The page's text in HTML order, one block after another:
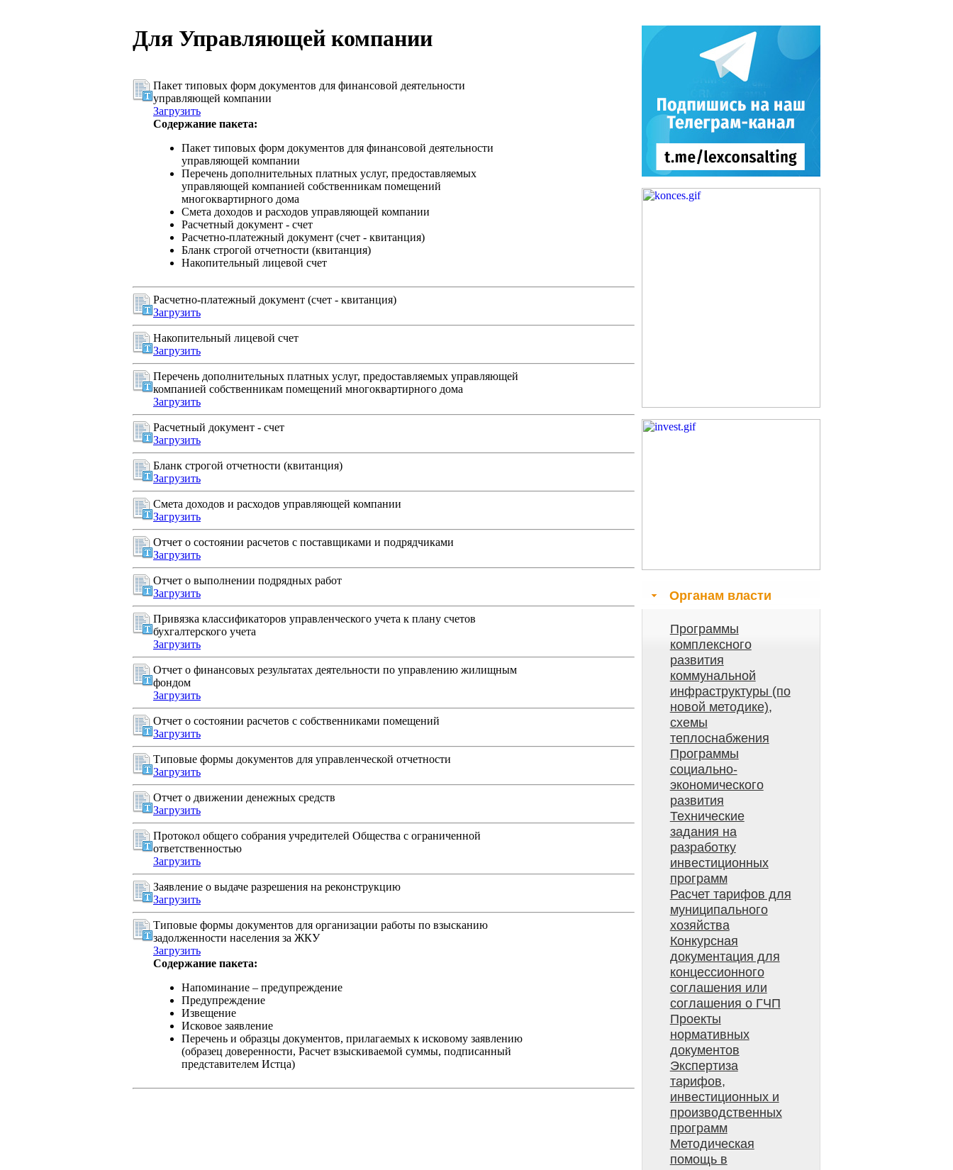
Для Управляющей компании
Пакет типовых форм документов для финансовой деятельности
управляющей компании
Загрузить
Содержание пакета:
Пакет типовых форм документов для финансовой деятельности
управляющей компании
Перечень дополнительных платных услуг, предоставляемых
управляющей компанией собственникам помещений
многоквартирного дома
Смета доходов и расходов управляющей компании
Расчетный документ - счет
Расчетно-платежный документ (счет - квитанция)
Бланк строгой отчетности (квитанция)
Накопительный лицевой счет
Расчетно-платежный документ (счет - квитанция)
Загрузить
Накопительный лицевой счет
Загрузить
Перечень дополнительных платных услуг, предоставляемых управляющей
компанией собственникам помещений многоквартирного дома
Загрузить
Расчетный документ - счет
Загрузить
Бланк строгой отчетности (квитанция)
Загрузить
Смета доходов и расходов управляющей компании
Загрузить
Отчет о состоянии расчетов с поставщиками и подрядчиками
Загрузить
Отчет о выполнении подрядных работ
Загрузить
Привязка классификаторов управленческого учета к плану счетов
бухгалтерского учета
Загрузить
Отчет о финансовых результатах деятельности по управлению жилищным
фондом
Загрузить
Отчет о состоянии расчетов с собственниками помещений
Загрузить
Типовые формы документов для управленческой отчетности
Загрузить
Отчет о движении денежных средств
Загрузить
Протокол общего собрания учредителей Общества с ограниченной
ответственностью
Загрузить
Заявление о выдаче разрешения на реконструкцию
Загрузить
Типовые формы документов для организации работы по взысканию
задолженности населения за ЖКУ
Загрузить
Содержание пакета:
Напоминание – предупреждение
Предупреждение
Извещение
Исковое заявление
Перечень и образцы документов, прилагаемых к исковому заявлению
(образец доверенности, Расчет взыскиваемой суммы, подписанный
представителем Истца)
Органам власти
Программы
комплексного
развития
коммунальной
инфраструктуры (по
новой методике),
схемы
теплоснабжения
Программы
социально-
экономического
развития
Технические
задания на
разработку
инвестиционных
программ
Расчет тарифов для
муниципального
хозяйства
Конкурсная
документация для
концессионного
соглашения или
соглашения о ГЧП
Проекты
нормативных
документов
Экспертиза
тарифов,
инвестиционных и
производственных
программ
Методическая
помощь в